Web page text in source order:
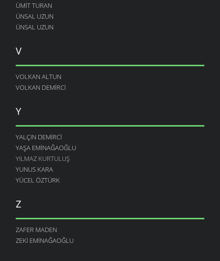
ÜMIT TURAN
ÜNSAL UZUN
ÜNSAL UZUN
V
VOLKAN ALTUN
VOLKAN DEMIRCI
Y
YALÇIN DEMIRCI
YAŞA EMINAĞAOĞLU
YILMAZ KURTULUŞ
YUNUS KARA
YÜCEL ÖZTÜRK
Z
ZAFER MADEN
ZEKI EMINAĞAOĞLU